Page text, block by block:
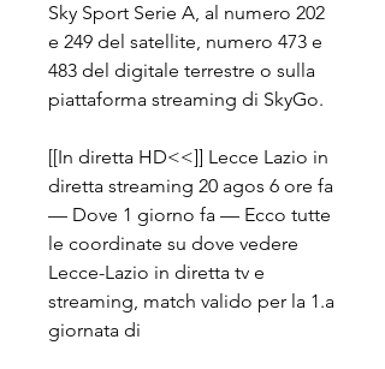
Sky Sport Serie A, al numero 202
e 249 del satellite, numero 473 e
483 del digitale terrestre o sulla
piattaforma streaming di SkyGo.
[[In diretta HD<<]] Lecce Lazio in
diretta streaming 20 agos 6 ore fa
— Dove 1 giorno fa — Ecco tutte
le coordinate su dove vedere
Lecce-Lazio in diretta tv e
streaming, match valido per la 1.a
giornata di